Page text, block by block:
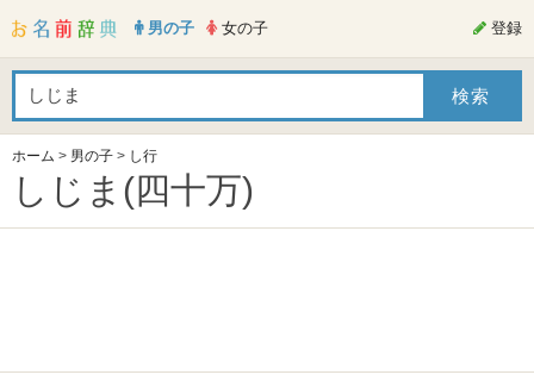
男の子 女の子 登録
ホーム > 男の子 > し行
しじま(四十万)